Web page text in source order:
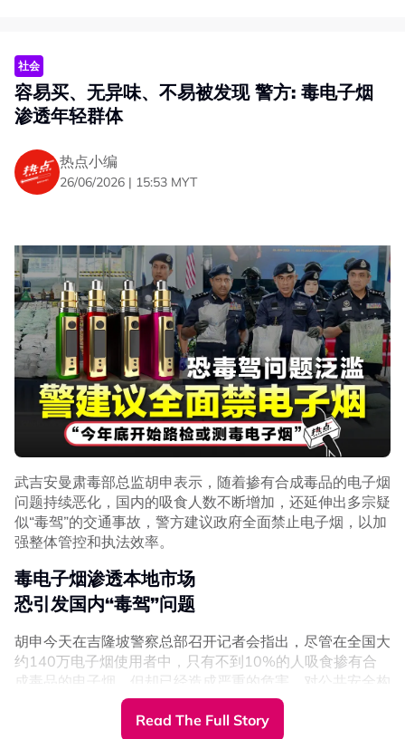
他指出，不少国家基于保护年轻一代的考量，已经在推动全
面禁止电子烟。而东盟国家中，目前仅剩我国和菲律宾尚未
全面实施相关禁令。
实际上是来自所有纳税人缴纳的税款，包括从未吸烟或使用
电子烟的人士，对他们来说非常不公平。
“全面禁令仍待科学评估”
卫生部昨天（7月29日）透露，政府从电子烟产品所征收的
消费税总额，远远不足以抵消电子烟所引发的疾病所造成每
年约3.69亿令吉的医疗及经济负担。
卫生部是以书面回答上议员刘会耀的提问，有关政府是否考
虑禁止电子烟、目前电子烟的税收总额，以及在电子烟对健
康风险极高的情况下，允许其销售的理由。
根据卫生部的数据，电子烟在2023年的税收为8032万令
吉，2024年增至1亿1114万令吉，2025年进一步增至1亿
入为4411万令吉，累计税收达3亿5451万令吉。
不过，卫生部强调，电子烟税收并不能成为允许电子烟在市
场销售的理由。至于是否实施更全面的电子烟禁令，卫生部
估。
而卫生部更专注于加强管制高风险产品，包括研究禁止瓶装
电子烟烟油，原因是有关产品存在被掺入毒品及其他违禁物
质的风险。
卫生烟草产品管制法令》（第852号法令），透过全面监管
包括电子烟在内的所有烟草产品，尤其加强保护18岁以下
社会
容易买、无异味、不易被发现 警方: 毒电子烟
渗透年轻群体
热点小编
26/06/2026 | 15:53 MYT
武吉安曼肃毒部总监胡申表示，随着掺有合成毒品的电子烟
问题持续恶化，国内的吸食人数不断增加，还延伸出多宗疑
似“毒驾”的交通事故，警方建议政府全面禁止电子烟，以加
强整体管控和执法效率。
毒电子烟渗透本地市场
恐引发国内“毒驾”问题
胡申今天在吉隆坡警察总部召开记者会指出，尽管在全国大
约140万电子烟使用者中，只有不到10%的人吸食掺有合
成毒品的电子烟，但却已经造成严重的危害，对公共安全构
Read The Full Story